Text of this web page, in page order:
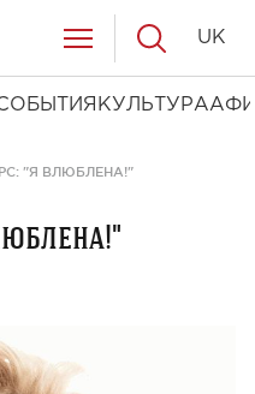
КУЛЬТУРА
UK
"Я ВЛЮБЛЕНА!"